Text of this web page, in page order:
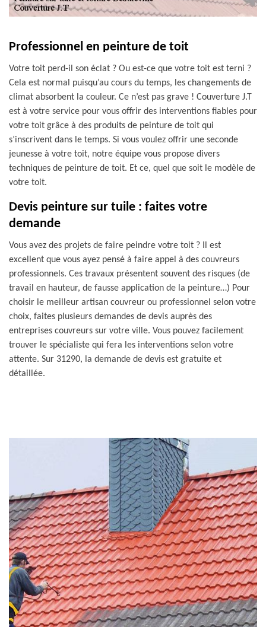
Professionnel en peinture de toit
Votre toit perd-il son éclat ? Ou est-ce que votre toit est terni ?
Cela est normal puisqu’au cours du temps, les changements de
climat absorbent la couleur. Ce n’est pas grave ! Couverture J.T
est à votre service pour vous offrir des interventions fiables pour
votre toit grâce à des produits de peinture de toit qui
s’inscrivent dans le temps. Si vous voulez offrir une seconde
jeunesse à votre toit, notre équipe vous propose divers
techniques de peinture de toit. Et ce, quel que soit le modèle de
votre toit.
Devis peinture sur tuile : faites votre
demande
Vous avez des projets de faire peindre votre toit ? Il est
excellent que vous ayez pensé à faire appel à des couvreurs
professionnels. Ces travaux présentent souvent des risques (de
travail en hauteur, de fausse application de la peinture…) Pour
choisir le meilleur artisan couvreur ou professionnel selon votre
choix, faites plusieurs demandes de devis auprès des
entreprises couvreurs sur votre ville. Vous pouvez facilement
trouver le spécialiste qui fera les interventions selon votre
attente. Sur 31290, la demande de devis est gratuite et
détaillée.